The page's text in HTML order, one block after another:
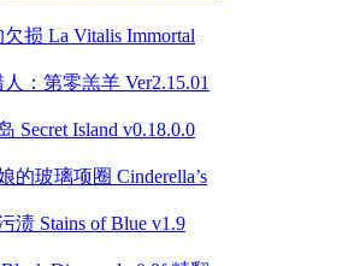
损 La Vitalis Immortal
：第零羔羊 Ver2.15.01
Secret Island v0.18.0.0
的玻璃项圈 Cinderella’s
渍 Stains of Blue v1.9